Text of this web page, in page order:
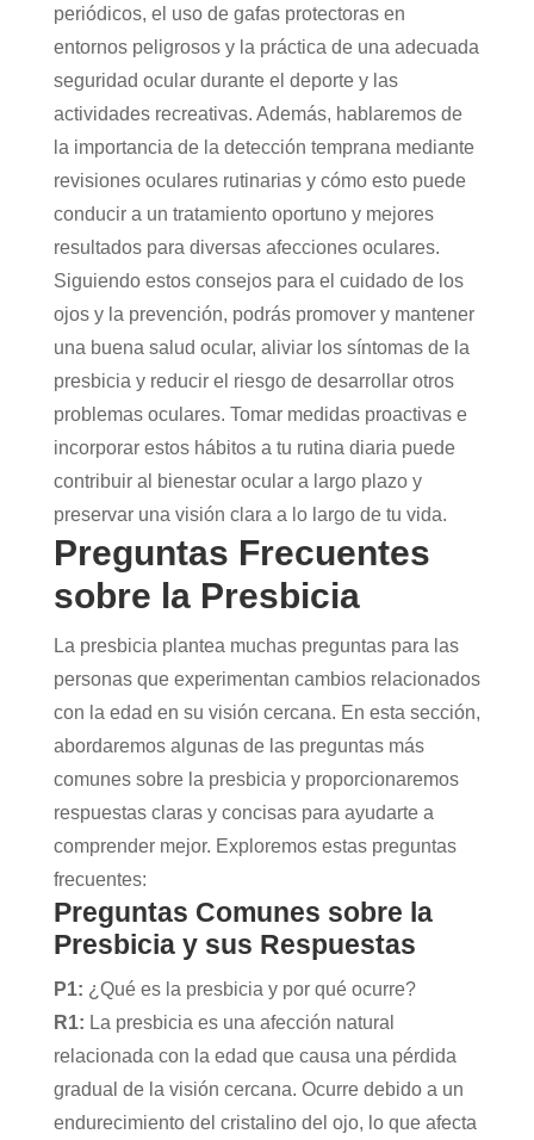
periódicos, el uso de gafas protectoras en
entornos peligrosos y la práctica de una adecuada
seguridad ocular durante el deporte y las
actividades recreativas. Además, hablaremos de
la importancia de la detección temprana mediante
revisiones oculares rutinarias y cómo esto puede
conducir a un tratamiento oportuno y mejores
resultados para diversas afecciones oculares.
Siguiendo estos consejos para el cuidado de los
ojos y la prevención, podrás promover y mantener
una buena salud ocular, aliviar los síntomas de la
presbicia y reducir el riesgo de desarrollar otros
problemas oculares. Tomar medidas proactivas e
incorporar estos hábitos a tu rutina diaria puede
contribuir al bienestar ocular a largo plazo y
preservar una visión clara a lo largo de tu vida.
Preguntas Frecuentes
sobre la Presbicia
La presbicia plantea muchas preguntas para las
personas que experimentan cambios relacionados
con la edad en su visión cercana. En esta sección,
abordaremos algunas de las preguntas más
comunes sobre la presbicia y proporcionaremos
respuestas claras y concisas para ayudarte a
comprender mejor. Exploremos estas preguntas
frecuentes:
Preguntas Comunes sobre la
Presbicia y sus Respuestas
P1: ¿Qué es la presbicia y por qué ocurre?
R1: La presbicia es una afección natural
relacionada con la edad que causa una pérdida
gradual de la visión cercana. Ocurre debido a un
endurecimiento del cristalino del ojo, lo que afecta